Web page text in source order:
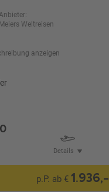
Meiers Weltreisen
anzeigen
Details
p.P. ab €1.936,-